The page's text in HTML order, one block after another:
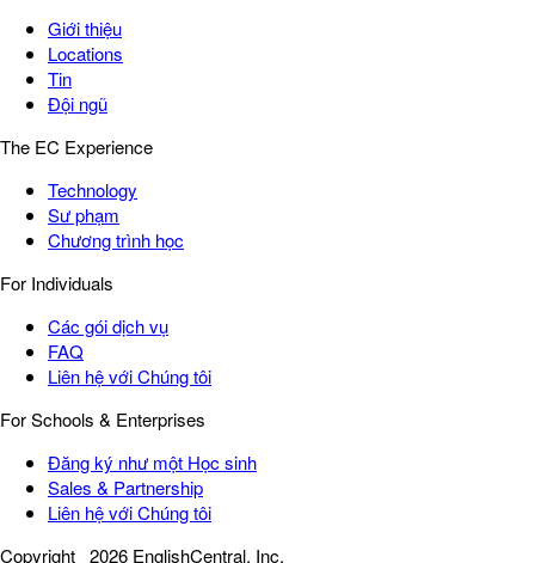
Giới thiệu
Locations
Tin
Đội ngũ
The EC Experience
Technology
Sư phạm
Chương trình học
For Individuals
Các gói dịch vụ
FAQ
Liên hệ với Chúng tôi
For Schools & Enterprises
Đăng ký như một Học sinh
Sales & Partnership
Liên hệ với Chúng tôi
Copyright 2026 EnglishCentral, Inc.